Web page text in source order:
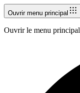
Ouvrir menu principal
Ouvrir le menu principal